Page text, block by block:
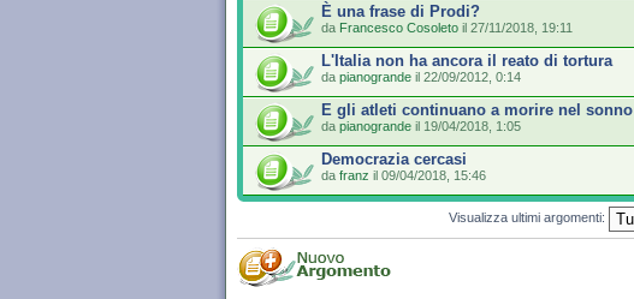
È una frase di Prodi?
da Francesco Cosoleto il 27/11/2018, 19:11
L'Italia non ha ancora il reato di tortura
da pianogrande il 22/09/2012, 0:14
E gli atleti continuano a morire nel sonno
da pianogrande il 19/04/2018, 1:05
Democrazia cercasi
da franz il 09/04/2018, 15:46
Visualizza ultimi argomenti: